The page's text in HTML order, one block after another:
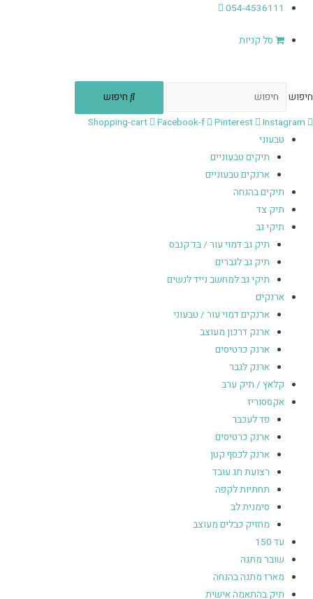
054-4536111
סל קניות
חיפוש
חיפוש
Shopping-cart
Facebook-f Pinterest
Instagram
טבעוני
תיקים טבעוניים
ארנקים טבעוניים
תיקים בהנחה
תיק צד
תיקי גב
תיק גב דמוי עור / בד קנבס
תיק גב לגברים
תיקי גב למחשב נייד לנשים
ארנקים
ארנקים דמוי עור / טבעוני
ארנק דרכון מעוצב
ארנק כרטיסים
ארנק לגבר
קלאץ / תיק ערב
אקססוריז
פד לעכבר
ארנק כרטיסים
ארנק לכסף קטן
רצועת תג עובד
תחתיות לקפה
סימנית לב
מחזיק כבלים מעוצב
עד 150
שובר מתנה
מארז מתנה בהנחה
תיק בהתאמה אישית